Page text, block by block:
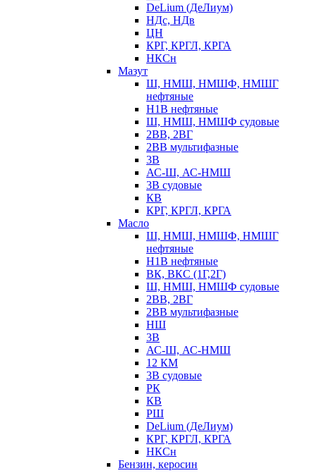
DeLium (ДеЛиум)
НДс, НДв
ЦН
КРГ, КРГЛ, КРГА
НКСн
Мазут
Ш, НМШ, НМШФ, НМШГ
нефтяные
Н1В нефтяные
Ш, НМШ, НМШФ судовые
2ВВ, 2ВГ
2ВВ мультифазные
3В
АС-Ш, АС-НМШ
3В судовые
КВ
КРГ, КРГЛ, КРГА
Масло
Ш, НМШ, НМШФ, НМШГ
нефтяные
Н1В нефтяные
ВК, ВКС (1Г,2Г)
Ш, НМШ, НМШФ судовые
2ВВ, 2ВГ
2ВВ мультифазные
НШ
3В
АС-Ш, АС-НМШ
12 КМ
3В судовые
РК
КВ
РШ
DeLium (ДеЛиум)
КРГ, КРГЛ, КРГА
НКСн
Бензин, керосин